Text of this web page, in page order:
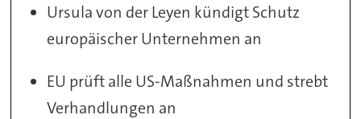
Ursula von der Leyen kündigt Schutz
europäischer Unternehmen an
EU prüft alle US-Maßnahmen und strebt
Verhandlungen an